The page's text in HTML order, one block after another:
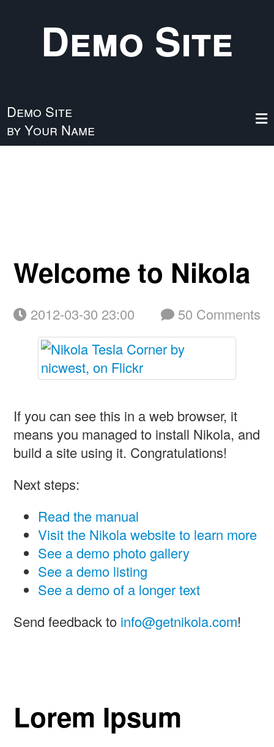
Demo Site
Demo Site
by Your Name
Welcome to Nikola
2012-03-30 23:00 50 Comments
If you can see this in a web browser, it
means you managed to install Nikola, and
build a site using it. Congratulations!
Next steps:
Read the manual
Visit the Nikola website to learn more
See a demo photo gallery
See a demo listing
See a demo of a longer text
Send feedback to info@getnikola.com!
Lorem Ipsum